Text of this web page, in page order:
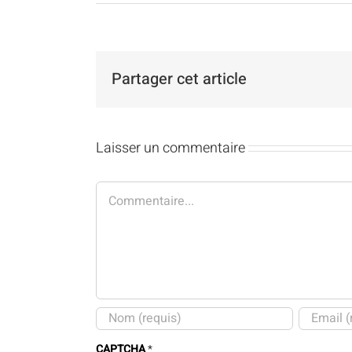
Partager cet article
Laisser un commentaire
Commentaire